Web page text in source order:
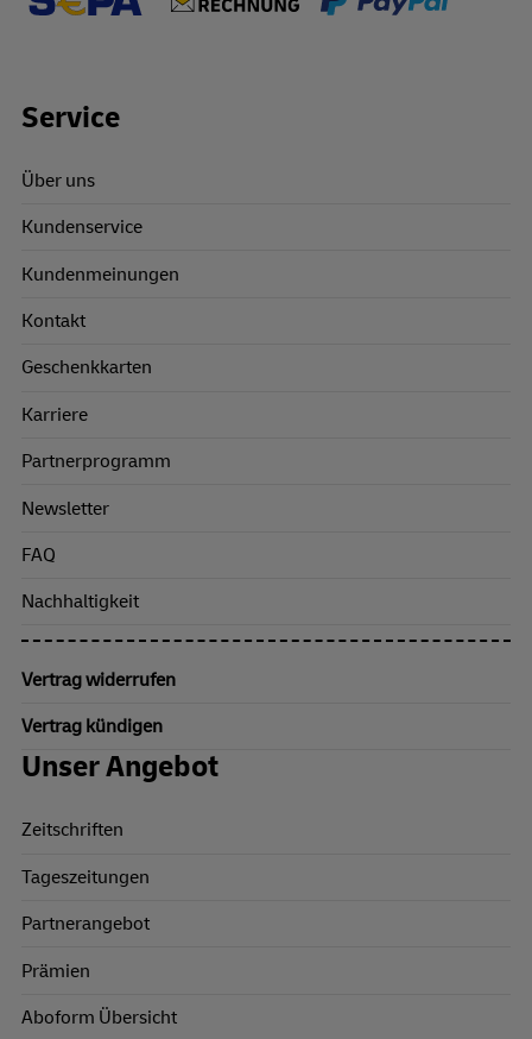
Footer Links
Service
Über uns
Kundenservice
Kundenmeinungen
Kontakt
Geschenkkarten
Karriere
Partnerprogramm
Newsletter
FAQ
Nachhaltigkeit
Vertrag widerrufen
Vertrag kündigen
Unser Angebot
Zeitschriften
Tageszeitungen
Partnerangebot
Prämien
Aboform Übersicht